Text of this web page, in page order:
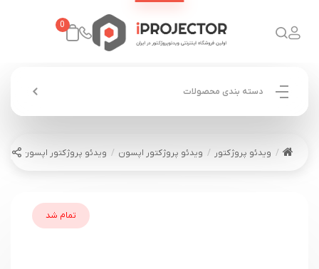
0
دسته بندی محصولات
ویدئو پروژکتور ویدئو پروژکتور اپسون ویدئو پروژکتور اپسون EPSON EB-L510U
تمام شد